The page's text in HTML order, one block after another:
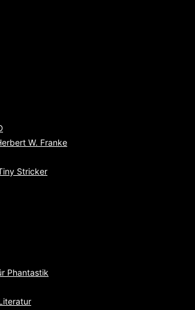
W. Franke
Stricker
Phantastik